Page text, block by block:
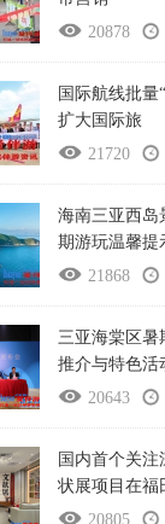
20878
国际航线批量
扩大国际旅
21720
海南三亚西岛
期游玩温馨提
21868
三亚海棠区暑
推介与特色活
20643
国内首个关
状展项目在福
20805